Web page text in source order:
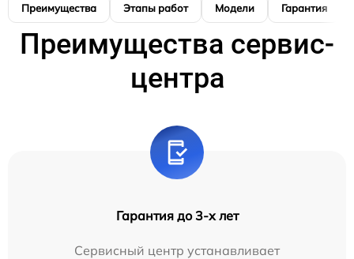
Преимущества Этапы работ Модели Гарантия
Преимущества сервис-
центра
Гарантия до 3-х лет
Сервисный центр устанавливает